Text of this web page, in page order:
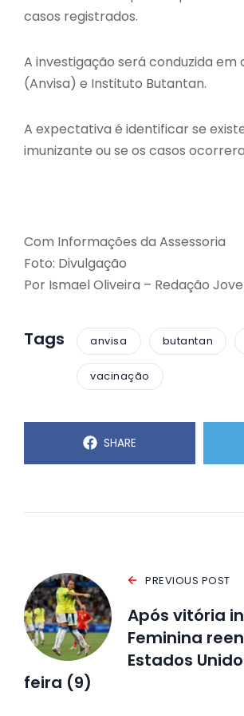
casos registrados.
A investigação será conduzida em
(Anvisa) e Instituto Butantan.
A expectativa é identificar se
imunizante ou se os casos
Com Informações da Assessoria
Foto: Divulgação
Por Ismael Oliveira – Redação
Tags anvisa butantan
vacinação
SHARE
PREVIOUS POST
Após vitória
Feminina
Estados
feira (9)